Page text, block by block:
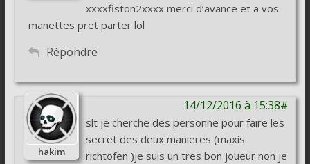
xxxxfiston2xxxx merci d’avance et a vos
manettes pret parter lol
Répondre
14/12/2016 à 15:38#
hakim
slt je cherche des personne pour faire les
secret des deux manieres (maxis
richtofen )je suis un tres bon joueur non je